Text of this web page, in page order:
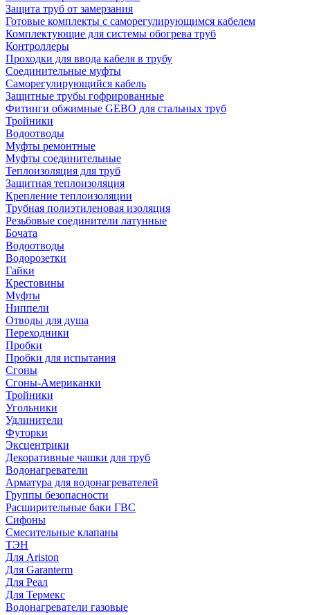
Защита труб от замерзания
Готовые комплекты с саморегулирующимся кабелем
Комплектующие для системы обогрева труб
Контроллеры
Проходки для ввода кабеля в трубу
Соединительные муфты
Саморегулирующийся кабель
Защитные трубы гофрированные
Фитинги обжимные GEBO для стальных труб
Тройники
Водоотводы
Муфты ремонтные
Муфты соединительные
Теплоизоляция для труб
Защитная теплоизоляция
Крепление теплоизоляции
Трубная полиэтиленовая изоляция
Резьбовые соединители латунные
Бочата
Водоотводы
Водорозетки
Гайки
Крестовины
Муфты
Ниппели
Отводы для душа
Переходники
Пробки
Пробки для испытания
Сгоны
Сгоны-Американки
Тройники
Угольники
Удлинители
Футорки
Эксцентрики
Декоративные чашки для труб
Водонагреватели
Арматура для водонагревателей
Группы безопасности
Расширительные баки ГВС
Сифоны
Смесительные клапаны
ТЭН
Для Ariston
Для Garanterm
Для Реал
Для Термекс
Водонагреватели газовые